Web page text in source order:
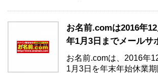
お名前.comは2016年
年1月3日までメールサ
お名前.comは、2016年
1月3日を年末年始休業